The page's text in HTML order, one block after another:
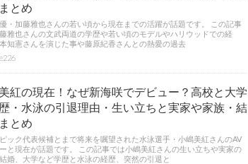
とめ
・加藤雅也さんの若い頃から現在までの活躍が話題です。 この記事
雅也さんの文武両道の学歴や若い頃のモデルやハリウッドでの経
知憲さんを演じた事や藤原紀香さんとの熱愛の過去
紅の現在！なぜ新海咲でデビュー？高校と大学
・水泳の引退理由・生い立ちと実家や家族・結
とめ
ック代表候補とまで将来を嘱望された水泳選手・小嶋美紅さんのAV
と現在が話題です。 この記事では小嶋美紅さんの生い立ちや実家の
婚、大学など学歴と水泳の経歴、突然の引退と